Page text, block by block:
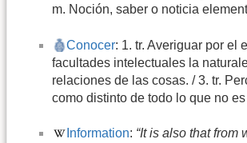
m. Noción, saber o noticia
Conocer: 1. tr. Averiguar por el
facultades intelectuales la
relaciones de las cosas. / 3. tr.
como distinto de todo lo que no es
Information: “It is also that from